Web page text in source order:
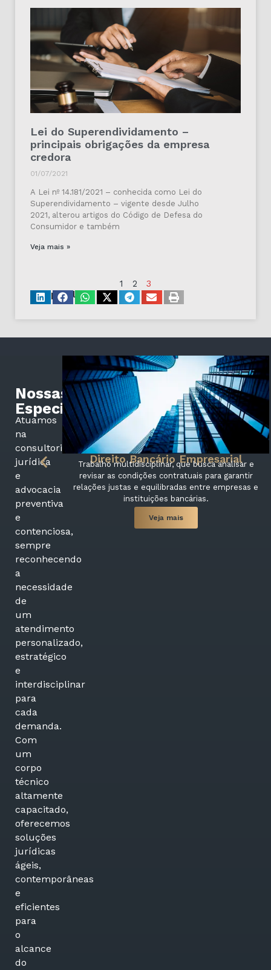
Lei do Superendividamento –
principais obrigações da empresa
credora
01/07/2021
A Lei nº 14.181/2021 – conhecida como Lei do
Superendividamento – vigente desde Julho
2021, alterou artigos do Código de Defesa do
Consumidor e também
Veja mais »
1 2
3
Compartilhe
Nossas
Especialidades
Atuamos
na
consultoria
jurídica
e
advocacia
preventiva
e
contenciosa,
sempre
reconhecendo
a
necessidade
de
um
atendimento
personalizado,
estratégico
e
interdisciplinar
para
cada
demanda.
Com
um
corpo
técnico
altamente
capacitado,
oferecemos
soluções
jurídicas
ágeis,
contemporâneas
e
eficientes
para
o
alcance
do
Direito Bancário Empresarial
Trabalho multidisciplinar, que busca analisar e
revisar as condições contratuais para garantir
relações justas e equilibradas entre empresas e
instituições bancárias.
Veja mais